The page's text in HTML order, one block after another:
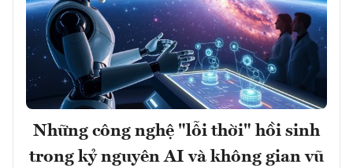
Những công nghệ "lỗi thời" hồi sinh
trong kỷ nguyên AI và không gian vũ